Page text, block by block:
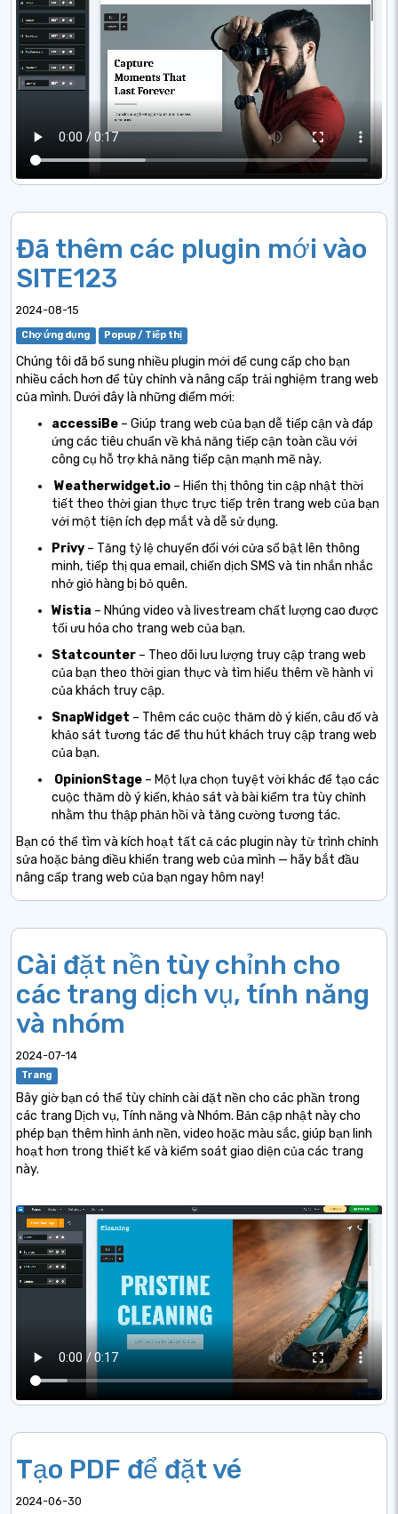
Đã thêm các plugin mới vào
SITE123
2024-08-15
Chợ ứng dụng Popup / Tiếp thị
Chúng tôi đã bổ sung nhiều plugin mới để cung cấp cho bạn
nhiều cách hơn để tùy chỉnh và nâng cấp trải nghiệm trang web
của mình. Dưới đây là những điểm mới:
accessiBe – Giúp trang web của bạn dễ tiếp cận và đáp
ứng các tiêu chuẩn về khả năng tiếp cận toàn cầu với
công cụ hỗ trợ khả năng tiếp cận mạnh mẽ này.
Weatherwidget.io – Hiển thị thông tin cập nhật thời
tiết theo thời gian thực trực tiếp trên trang web của bạn
với một tiện ích đẹp mắt và dễ sử dụng.
Privy – Tăng tỷ lệ chuyển đổi với cửa sổ bật lên thông
minh, tiếp thị qua email, chiến dịch SMS và tin nhắn nhắc
nhở giỏ hàng bị bỏ quên.
Wistia – Nhúng video và livestream chất lượng cao được
tối ưu hóa cho trang web của bạn.
Statcounter – Theo dõi lưu lượng truy cập trang web
của bạn theo thời gian thực và tìm hiểu thêm về hành vi
của khách truy cập.
SnapWidget – Thêm các cuộc thăm dò ý kiến, câu đố và
khảo sát tương tác để thu hút khách truy cập trang web
của bạn.
OpinionStage – Một lựa chọn tuyệt vời khác để tạo các
cuộc thăm dò ý kiến, khảo sát và bài kiểm tra tùy chỉnh
nhằm thu thập phản hồi và tăng cường tương tác.
Bạn có thể tìm và kích hoạt tất cả các plugin này từ trình chỉnh
sửa hoặc bảng điều khiển trang web của mình — hãy bắt đầu
nâng cấp trang web của bạn ngay hôm nay!
Cài đặt nền tùy chỉnh cho
các trang dịch vụ, tính năng
và nhóm
2024-07-14
Trang
Bây giờ bạn có thể tùy chỉnh cài đặt nền cho các phần trong
các trang Dịch vụ, Tính năng và Nhóm. Bản cập nhật này cho
phép bạn thêm hình ảnh nền, video hoặc màu sắc, giúp bạn linh
hoạt hơn trong thiết kế và kiểm soát giao diện của các trang
này.
Tạo PDF để đặt vé
2024-06-30